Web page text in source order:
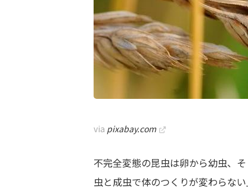
via pixabay.com
不完全変態の昆虫は卵から幼虫、
虫と成虫で体のつくりが変わらな